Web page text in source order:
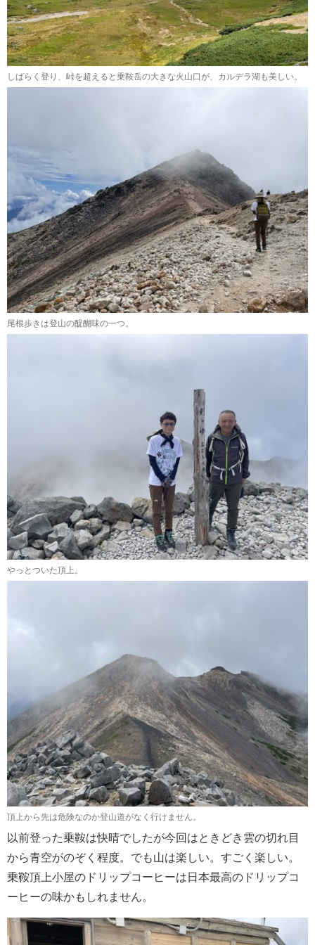
しばらく登り、峠を超えると乗鞍岳の大きな火山口が、カルデラ湖も美しい。
尾根歩きは登山の醍醐味の一つ。
やっとついた頂上。
頂上から先は危険なのか登山道がなく行けません。
以前登った乗鞍は快晴でしたが今回はときどき雲の切れ目
から青空がのぞく程度。でも山は楽しい。すごく楽しい。
乗鞍頂上小屋のドリップコーヒーは日本最高のドリップコ
ーヒーの味かもしれません。